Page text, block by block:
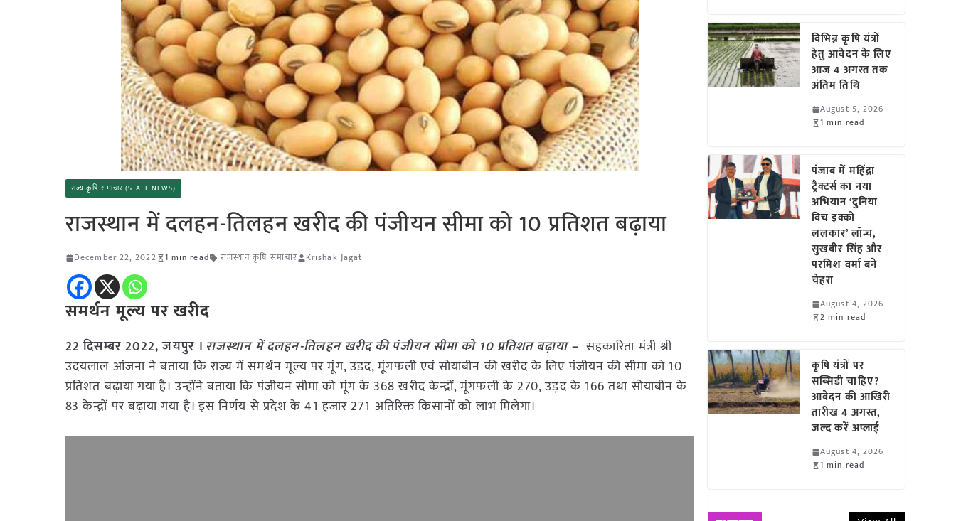
राज्य कृषि समाचार (STATE NEWS)
राजस्थान में दलहन-तिलहन खरीद की पंजीयन सीमा को 10 प्रतिशत बढ़ाया
December 22, 2022 1 min read राजस्थान कृषि समाचार Krishak Jagat
समर्थन मूल्य पर खरीद
22 दिसम्बर 2022, जयपुर । राजस्थान में दलहन-तिलहन खरीद की पंजीयन सीमा को 10 प्रतिशत बढ़ाया– सहकारिता मंत्री श्री
उदयलाल आंजना ने बताया कि राज्य में समर्थन मूल्य पर मूंग, उडद, मूंगफली एवं सोयाबीन की खरीद के लिए पंजीयन की सीमा को 10
प्रतिशत बढ़ाया गया है। उन्होंने बताया कि पंजीयन सीमा को मूंग के 368 खरीद केन्द्रों, मूंगफली के 270, उड़द के 166 तथा सोयाबीन के
83 केन्द्रों पर बढ़ाया गया है। इस निर्णय से प्रदेश के 41 हजार 271 अतिरिक्त किसानों को लाभ मिलेगा।
विभिन्न कृषि यंत्रों
हेतु आवेदन के लिए
आज 4 अगस्त तक
अंतिम तिथि
August 5, 2026
1 min read
पंजाब में महिंद्रा
ट्रैक्टर्स का नया
अभियान ‘दुनिया
विच इक्को
ललकार’ लॉन्च,
सुखबीर सिंह और
परमिश वर्मा बने
चेहरा
August 4, 2026
2 min read
कृषि यंत्रों पर
सब्सिडी चाहिए?
आवेदन की आखिरी
तारीख 4 अगस्त,
जल्द करें अप्लाई
August 4, 2026
1 min read